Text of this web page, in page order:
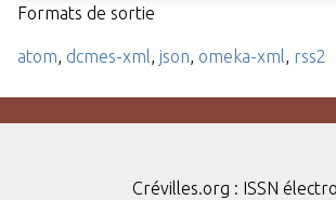
Formats de sortie
atom, dcmes-xml, json, omeka-xml, rss2
Crévilles.org : ISSN